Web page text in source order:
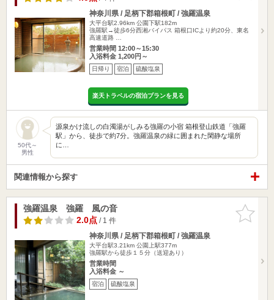
神奈川県 / 足柄下郡箱根町 / 強羅温泉
大平台駅2.96km 公園下駅182m
強羅駅→徒歩6分西湘バイパス 箱根口ICより約20分、東名
高速道路 …
営業時間 12:00～15:30
入浴料金 1,200円～
日帰り 宿泊 硫酸塩泉
楽天トラベルの宿泊プランを見る
50代～
男性
源泉かけ流しの白濁湯がしみる強羅の小宿 箱根登山鉄道「強羅
駅」から、徒歩で約7分。強羅温泉の緑に囲まれた閑静な場所
に…
関連情報から探す
お気に入
りに追加
強羅温泉 強羅 風の音
2.0点/ 1 件
神奈川県 / 足柄下郡箱根町 / 強羅温泉
大平台駅3.21km 公園上駅377m
強羅駅から徒歩１５分（送迎あり）
営業時間
入浴料金 ～
宿泊 硫酸塩泉